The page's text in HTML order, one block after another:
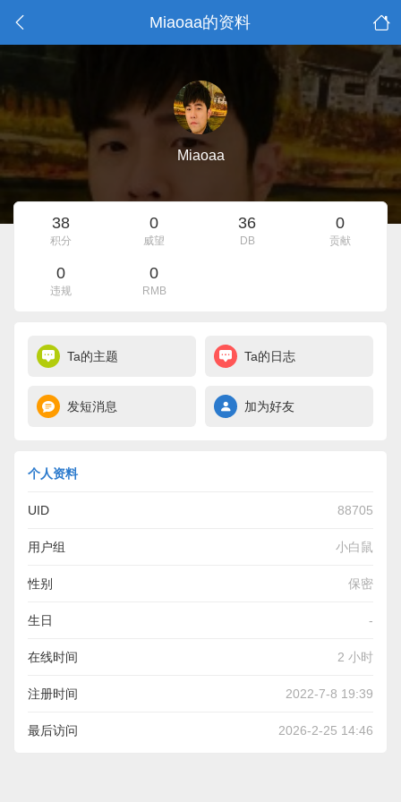
Miaoaa的资料
Miaoaa
38
积分
0
威望
36
DB
0
贡献
0
违规
0
RMB
Ta的主题 Ta的日志
发短消息 加为好友
个人资料
UID 88705
用户组 小白鼠
性别 保密
生日 -
在线时间 2 小时
注册时间 2022-7-8 19:39
最后访问 2026-2-25 14:46